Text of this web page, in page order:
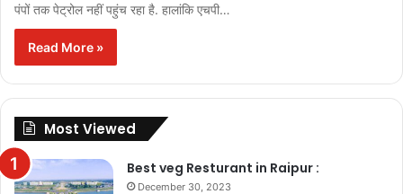
पंपों तक पेट्रोल नहीं पहुंच रहा है. हालांकि एचपी…
Read More »
Most Viewed
Best veg Resturant in Raipur :
December 30, 2023